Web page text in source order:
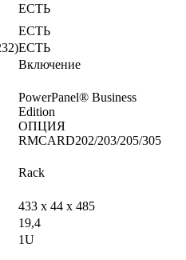
ЕСТЬ
ЕСТЬ
ЕСТЬ
Включение
PowerPanel® Business
Edition
ОПЦИЯ
RMCARD202/203/205/305
Rack
433 x 44 x 485
19,4
1U